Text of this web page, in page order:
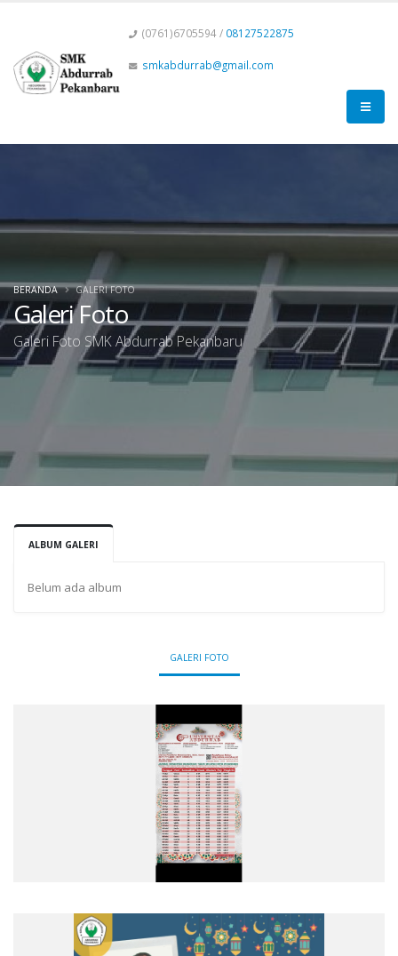
(0761)6705594 / 08127522875
smkabdurrab@gmail.com
Galeri Foto
Galeri Foto SMK Abdurrab Pekanbaru
BERANDA GALERI FOTO
ALBUM GALERI
Belum ada album
GALERI FOTO